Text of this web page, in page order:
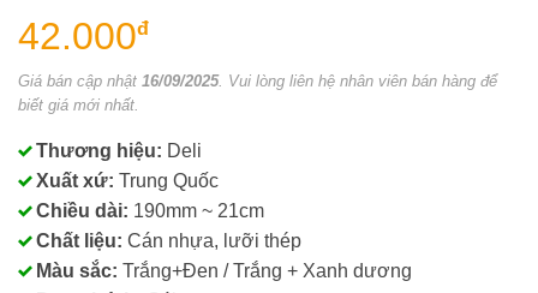
42.000đ
Giá bán cập nhật 16/09/2025. Vui lòng liên hệ nhân viên bán hàng để
biết giá mới nhất.
Thương hiệu: Deli
Xuất xứ: Trung Quốc
Chiều dài: 190mm ~ 21cm
Chất liệu: Cán nhựa, lưỡi thép
Màu sắc: Trắng+Đen / Trắng + Xanh dương